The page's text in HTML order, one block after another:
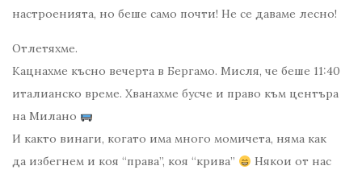
настроенията, но беше само почти! Не се даваме лесно!
Отлетяхме.
Кацнахме късно вечерта в Бергамо. Мисля, че беше 11:40
италианско време. Хванахме бусче и право към центъра
на Милано
И както винаги, когато има много момичета, няма как
да избегнем и коя “права”, коя “крива”
Някои от нас